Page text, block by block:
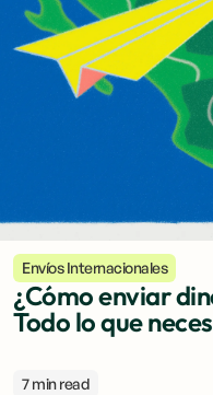
Envíos Internacionales
¿Cómo enviar
Todo lo que
7 min read